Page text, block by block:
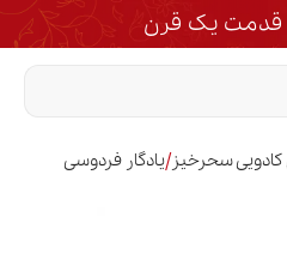
قدمت یک قرن
سحرخیز/یادگار فردوسی